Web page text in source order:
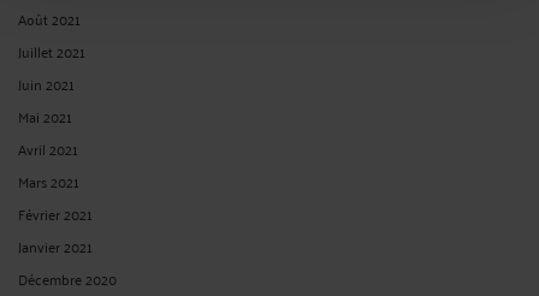
Août 2021
Juillet 2021
Juin 2021
Mai 2021
Avril 2021
Mars 2021
Février 2021
Janvier 2021
Décembre 2020